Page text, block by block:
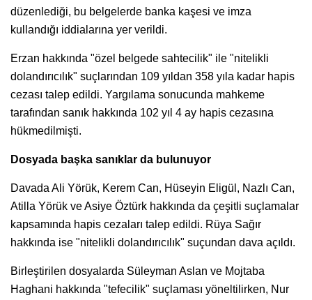
düzenlediği, bu belgelerde banka kaşesi ve imza
kullandığı iddialarına yer verildi.
Erzan hakkında "özel belgede sahtecilik" ile "nitelikli
dolandırıcılık" suçlarından 109 yıldan 358 yıla kadar hapis
cezası talep edildi. Yargılama sonucunda mahkeme
tarafından sanık hakkında 102 yıl 4 ay hapis cezasına
hükmedilmişti.
Dosyada başka sanıklar da bulunuyor
Davada Ali Yörük, Kerem Can, Hüseyin Eligül, Nazlı Can,
Atilla Yörük ve Asiye Öztürk hakkında da çeşitli suçlamalar
kapsamında hapis cezaları talep edildi. Rüya Sağır
hakkında ise "nitelikli dolandırıcılık" suçundan dava açıldı.
Birleştirilen dosyalarda Süleyman Aslan ve Mojtaba
Haghani hakkında "tefecilik" suçlaması yöneltilirken, Nur